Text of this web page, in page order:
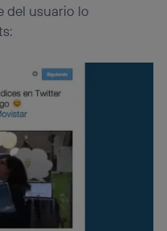
del usuario lo